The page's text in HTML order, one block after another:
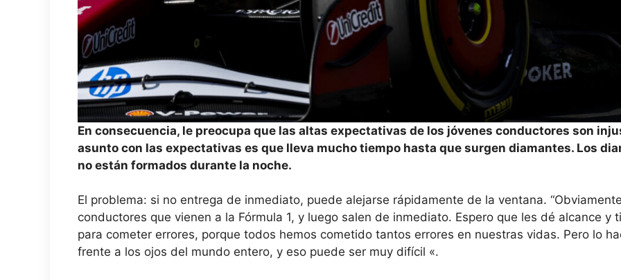
En consecuencia, le preocupa que las altas expectativas de los jóvenes conductores son
asunto con las expectativas es que lleva mucho tiempo hasta que surgen diamantes. Los
no están formados durante la noche.
El problema: si no entrega de inmediato, puede alejarse rápidamente de la ventana.
conductores que vienen a la Fórmula 1, y luego salen de inmediato. Espero que les dé alcance y
para cometer errores, porque todos hemos cometido tantos errores en nuestras vidas. Pero lo
frente a los ojos del mundo entero, y eso puede ser muy difícil «.